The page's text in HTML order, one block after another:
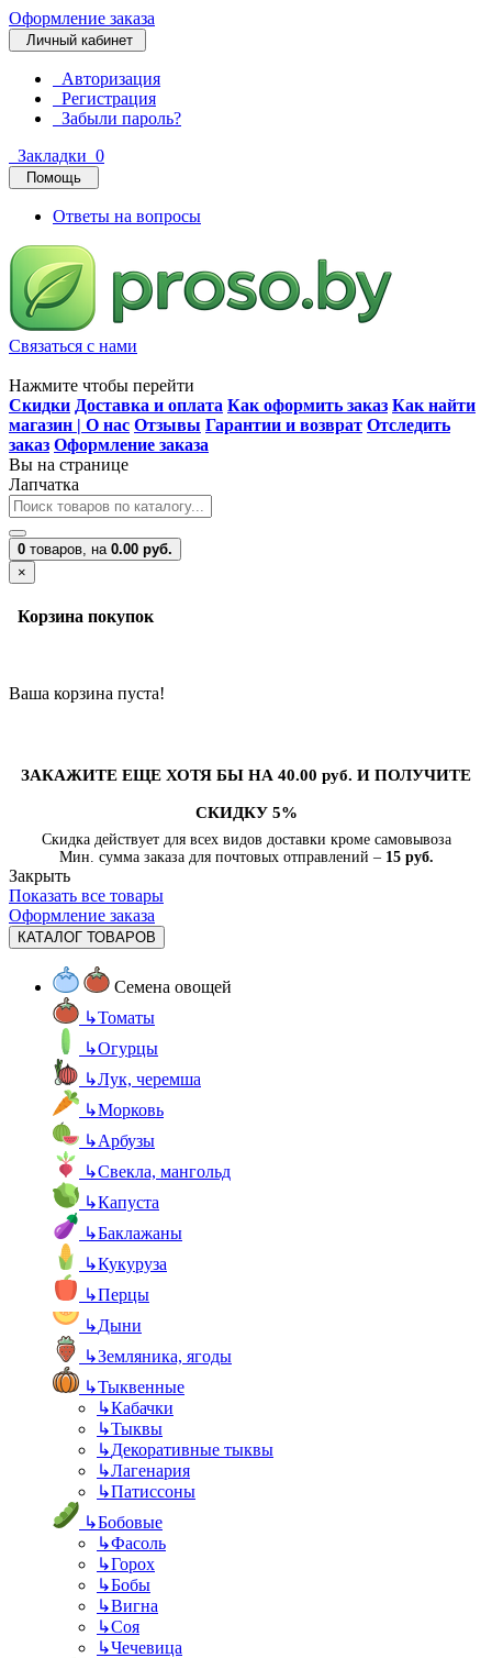
Оформление заказа
Личный кабинет
Авторизация
Регистрация
Забыли пароль?
Закладки 0
Помощь
Ответы на вопросы
Связаться с нами
Нажмите чтобы перейти
Скидки Доставка и оплата Как оформить заказ Как найти
магазин | О нас Отзывы Гарантии и возврат Отследить
заказ Оформление заказа
Вы на странице
Лапчатка
0 товаров, на 0.00 руб.
×
Корзина покупок
Ваша корзина пуста!
ЗАКАЖИТЕ ЕЩЕ ХОТЯ БЫ НА 40.00 руб. И ПОЛУЧИТЕ
СКИДКУ 5%
Скидка действует для всех видов доставки кроме самовывоза
Мин. сумма заказа для почтовых отправлений – 15 руб.
Закрыть
Показать все товары
Оформление заказа
КАТАЛОГ ТОВАРОВ
Семена овощей
↳Томаты
↳Огурцы
↳Лук, черемша
↳Морковь
↳Арбузы
↳Свекла, мангольд
↳Капуста
↳Баклажаны
↳Кукуруза
↳Перцы
↳Дыни
↳Земляника, ягоды
↳Тыквенные
↳Кабачки
↳Тыквы
↳Декоративные тыквы
↳Лагенария
↳Патиссоны
↳Бобовые
↳Фасоль
↳Горох
↳Бобы
↳Вигна
↳Соя
↳Чечевица